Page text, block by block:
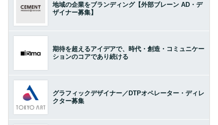
地域の企業をブランディング【外部ブレーン AD・デ
ザイナー募集】
期待を超えるアイデアで、時代・創造・コミュニケー
ションのコアであり続ける
グラフィックデザイナー／DTPオペレーター・ディレ
クター募集